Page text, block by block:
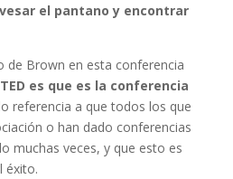
el pantano y encontrar
de Brown en esta conferencia
es que es la conferencia
referencia a que todos los que
o han dado conferencias
muchas veces, y que esto es
éxito.